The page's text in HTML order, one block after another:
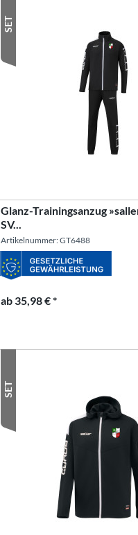
SET
Glanz-Trainingsanzug
SV...
Artikelnummer: GT6488
ab 35,98 € *
SET